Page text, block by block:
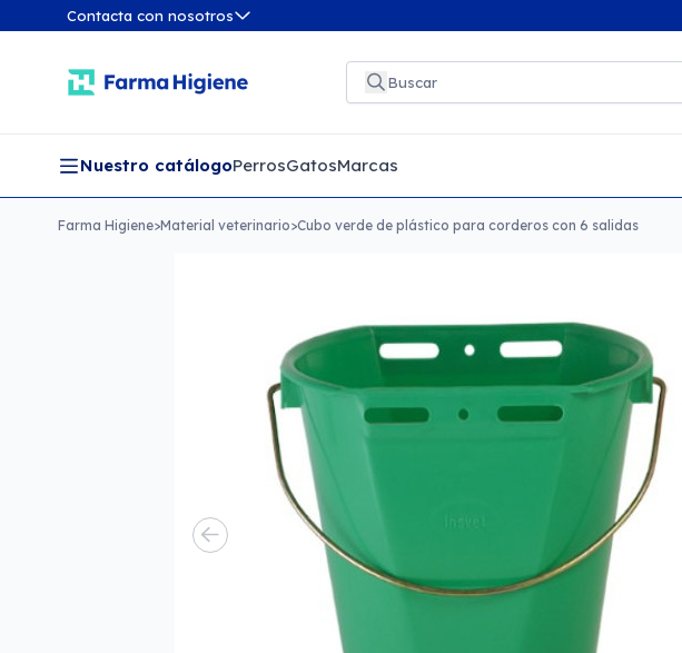
Contacta con nosotros
Nuestro catálogoPerrosGatosMarcas
Farma Higiene>Material veterinario>Cubo verde de plástico para corderos con 6 salidas